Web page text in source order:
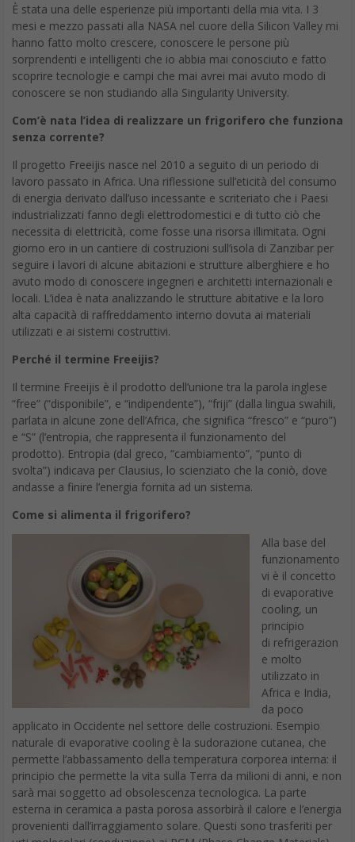
È stata una delle esperienze più importanti della mia vita. I 3
mesi e mezzo passati alla NASA nel cuore della Silicon Valley mi
hanno fatto molto crescere, conoscere le persone più
sorprendenti e intelligenti che io abbia mai conosciuto e fatto
scoprire tecnologie e campi che mai avrei mai avuto modo di
conoscere se non studiando alla Singularity University.
Com’è nata l’idea di realizzare un frigorifero che funziona
senza corrente?
Il progetto Freeijis nasce nel 2010 a seguito di un periodo di
lavoro passato in Africa. Una riflessione sull’eticità del consumo
di energia derivato dall’uso incessante e scriteriato che i Paesi
industrializzati fanno degli elettrodomestici e di tutto ciò che
necessita di elettricità, come fosse una risorsa illimitata. Ogni
giorno ero in un cantiere di costruzioni sull’isola di Zanzibar per
seguire i lavori di alcune abitazioni e strutture alberghiere e ho
avuto modo di conoscere ingegneri e architetti internazionali e
locali. L’idea è nata analizzando le strutture abitative e la loro
alta capacità di raffreddamento interno dovuta ai materiali
utilizzati e ai sistemi costruttivi.
Perché il termine Freeijis?
Il termine Freeijis è il prodotto dell’unione tra la parola inglese
“free” (“disponibile”, e “indipendente”), “friji” (dalla lingua swahili,
parlata in alcune zone dell’Africa, che significa “fresco” e “puro”)
e “S” (l’entropia, che rappresenta il funzionamento del
prodotto). Entropia (dal greco, “cambiamento”, “punto di
svolta”) indicava per Clausius, lo scienziato che la coniò, dove
andasse a finire l’energia fornita ad un sistema.
Come si alimenta il frigorifero?
Alla base del
funzionamento
vi è il concetto
di evaporative
cooling, un
principio
di refrigerazion
e molto
utilizzato in
Africa e India,
da poco
applicato in Occidente nel settore delle costruzioni. Esempio
naturale di evaporative cooling è la sudorazione cutanea, che
permette l’abbassamento della temperatura corporea interna: il
principio che permette la vita sulla Terra da milioni di anni, e non
sarà mai soggetto ad obsolescenza tecnologica. La parte
esterna in ceramica a pasta porosa assorbirà il calore e l’energia
provenienti dall’irraggiamento solare. Questi sono trasferiti per